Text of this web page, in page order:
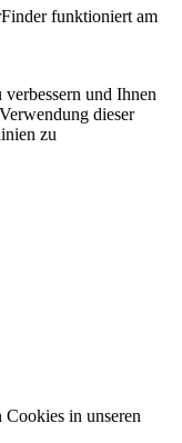
funktioniert am
und Ihnen
dieser
zu
in unseren